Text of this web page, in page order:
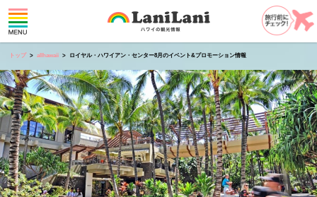
トップ allhawaii ロイヤル・ハワイアン・センター8月のイベント&プロモーション情報